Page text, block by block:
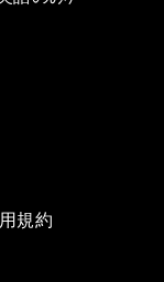
規約